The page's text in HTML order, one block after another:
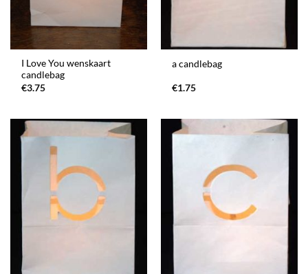
I Love You wenskaart
candlebag
€3.75
a candlebag
€1.75